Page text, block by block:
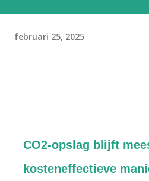
februari 25, 2025
CO2-opslag blijft
kosteneffectieve